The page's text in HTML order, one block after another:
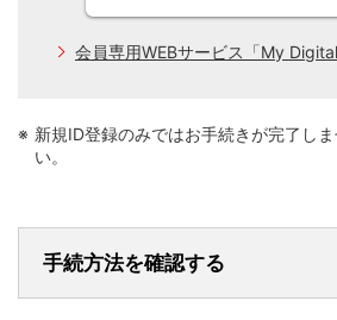
会員専用WEBサービス「My
新規ID登録のみではお手続きが完了し
い。
手続方法を確認する